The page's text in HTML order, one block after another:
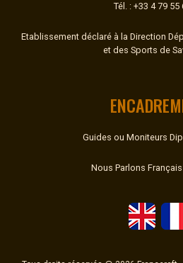
Tél. : +33 4 79 55
Etablissement déclaré à la Direction
et des Sports de
Guides ou Moniteurs
Nous Parlons